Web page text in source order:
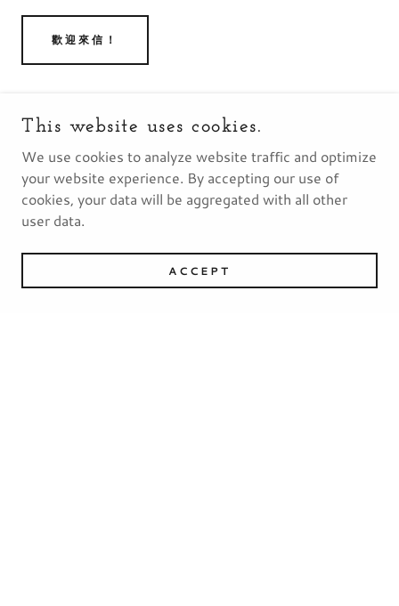
歡迎來信！
This website uses cookies.
We use cookies to analyze website traffic and optimize
your website experience. By accepting our use of
cookies, your data will be aggregated with all other
user data.
ACCEPT